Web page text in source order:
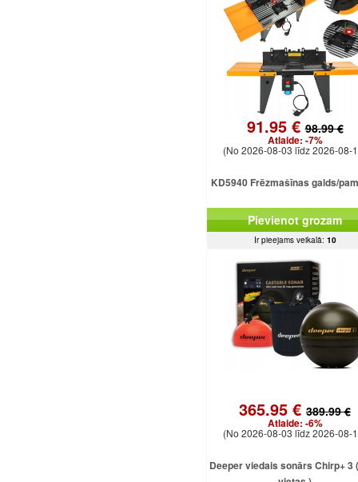
91.95 €98.99 €
Atlaide: -7%
(No 2026-08-03 līdz 2026-08-
KD5940 Frēzmašīnas galds/
Pievienot grozam
Ir pieejams veikalā: 10
365.95 € 389.99 €
Atlaide: -6%
(No 2026-08-03 līdz 2026-08-
Deeper viedais sonārs Chirp+ 3